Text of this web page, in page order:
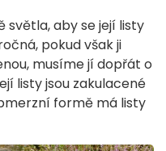
světla, aby se její listy
pokud však ji
musíme jí dopřát o
listy jsou zakulacené
formě má listy